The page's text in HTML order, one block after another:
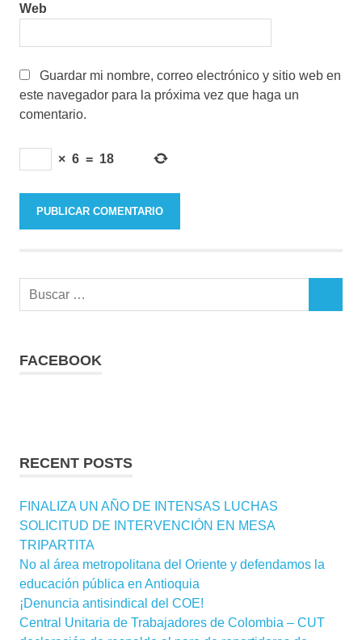
Web
Guardar mi nombre, correo electrónico y sitio web en
este navegador para la próxima vez que haga un
comentario.
× 6 = 18
Buscar:
FACEBOOK
RECENT POSTS
FINALIZA UN AÑO DE INTENSAS LUCHAS
SOLICITUD DE INTERVENCIÓN EN MESA
TRIPARTITA
No al área metropolitana del Oriente y defendamos la
educación pública en Antioquia
¡Denuncia antisindical del COE!
Central Unitaria de Trabajadores de Colombia – CUT